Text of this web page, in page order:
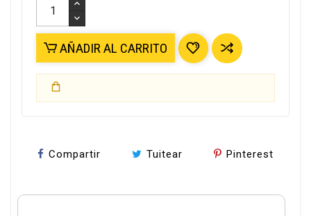
AÑADIR AL CARRITO
Compartir Tuitear Pinterest